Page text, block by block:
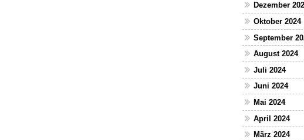
Dezember
Oktober 2024
September
August 2024
Juli 2024
Juni 2024
Mai 2024
April 2024
März 2024